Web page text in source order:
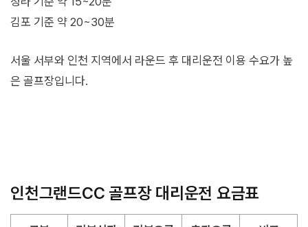
김포 기준 약 20~30분
서울 서부와 인천 지역에서 라운드 후 대리운전 이용 수요가 높
은 골프장입니다.
인천그랜드CC 골프장 대리운전 요금표